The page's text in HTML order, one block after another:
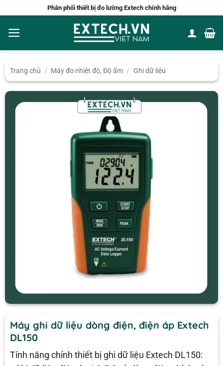
nội
dung
Phân phối thiết bị đo lường Extech chính hãng
Trang chủ / Máy đo nhiệt độ, Độ ẩm / Ghi dữ liệu
Máy ghi dữ liệu dòng điện, điện áp Extech
DL150
Tính năng chính thiết bị ghi dữ liệu Extech DL150: